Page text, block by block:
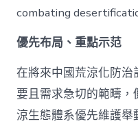
combating
優先布局、重點示范
在將來中國荒涼化防
要且需求急切的範疇
涼生態體系優先維護